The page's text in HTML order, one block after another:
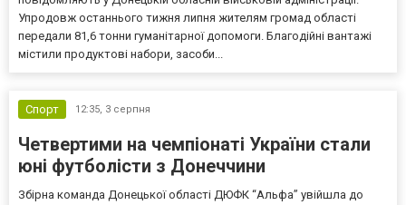
Упродовж останнього тижня липня жителям громад області
передали 81,6 тонни гуманітарної допомоги. Благодійні вантажі
містили продуктові набори, засоби...
Спорт 12:35, 3 серпня
Четвертими на чемпіонаті України стали
юні футболісти з Донеччини
Збірна команда Донецької області ДЮФК “Альфа” увійшла до